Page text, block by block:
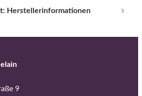
Herstellerinformationen
9